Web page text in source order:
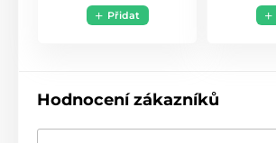
Přidat
Hodnocení zákazníků